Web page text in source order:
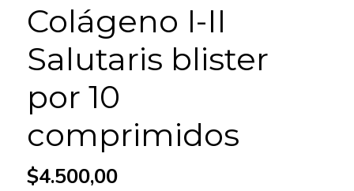
Colágeno I-II
Salutaris blister
por 10
comprimidos
$4.500,00